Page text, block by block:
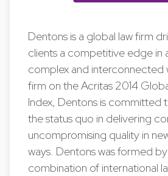
Dentons is a global law firm
clients a competitive edge in
complex and
firm on the Acritas 2014
Index, Dentons is committed
the status quo in delivering
uncompromising quality in
ways. Dentons was formed
combination of international